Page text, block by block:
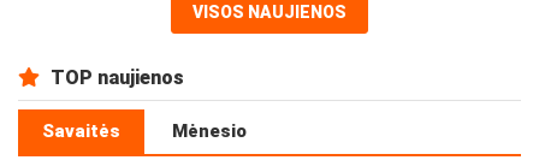
VISOS NAUJIENOS
TOP naujienos
Savaitės Mėnesio